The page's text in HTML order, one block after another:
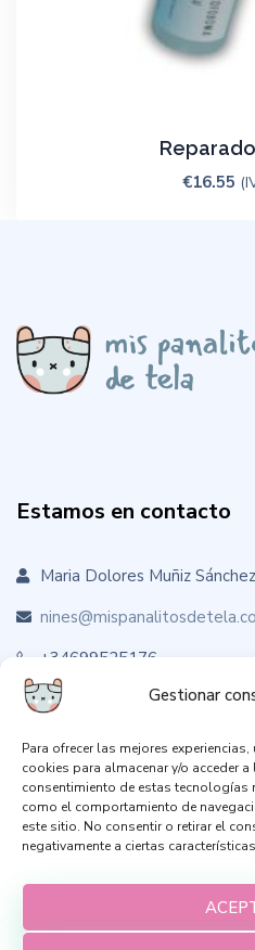
Gestionar
Para ofrecer las mejores
cookies para almacenar y/o acceder
consentimiento de estas
como el comportamiento de
este sitio. No consentir o retirar el
negativamente a ciertas
€16.55
Estamos en contacto
Maria Dolores Muñiz Sánchez
+34699525176
Sígueme en RRSS